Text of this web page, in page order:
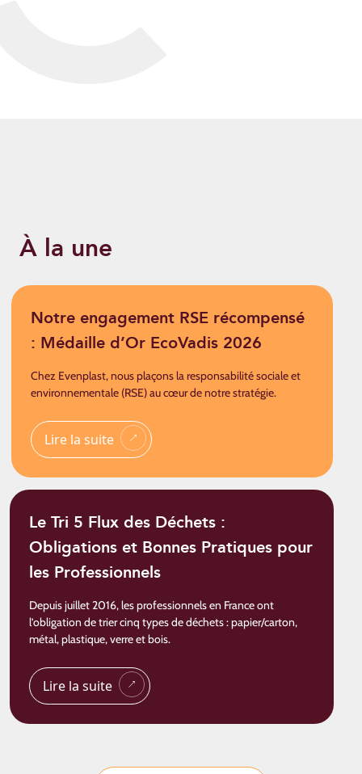
À la une
Notre engagement RSE récompensé
: Médaille d’Or EcoVadis 2026
Chez Evenplast, nous plaçons la responsabilité sociale et
environnementale (RSE) au cœur de notre stratégie.
Lire la suite
Le Tri 5 Flux des Déchets :
Obligations et Bonnes Pratiques pour
les Professionnels
Depuis juillet 2016, les professionnels en France ont
l’obligation de trier cinq types de déchets : papier/carton,
métal, plastique, verre et bois.
Lire la suite